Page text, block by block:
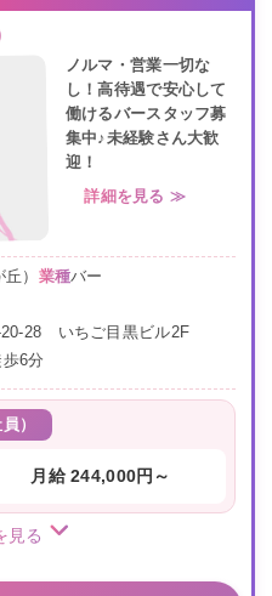
ノルマ・営業一切な
し！高待遇で安心して
働けるバースタッフ募
集中♪未経験さん大歓
迎！
詳細を見る ≫
） 業種バー
20-28 いちご目黒ビル2F
6分
）
月給 244,000円～
見る